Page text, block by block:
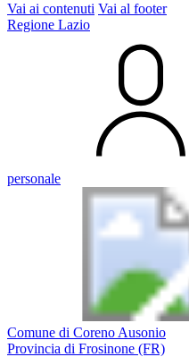
Vai ai contenuti Vai al footer
Regione Lazio
personale
Comune di Coreno Ausonio
Provincia di Frosinone (FR)